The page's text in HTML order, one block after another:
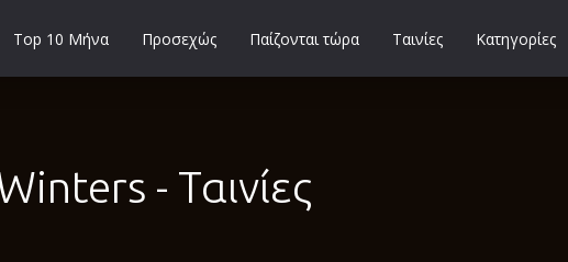
Μικρού Μήκους
Μιούζικαλ
Top 10 Μήνα Προσεχώς Παίζονται τώρα Ταινίες Κατηγορίες
- Ταινίες